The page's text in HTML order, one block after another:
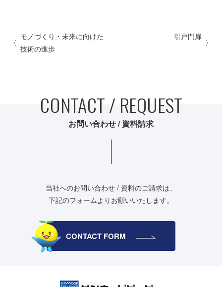
モノづくり・未来に向けた
技術の進歩
引戸門扉
CONTACT / REQUEST
お問い合わせ / 資料請求
当社へのお問い合わせ / 資料のご請求は、
下記のフォームよりお願いいたします。
CONTACT FORM